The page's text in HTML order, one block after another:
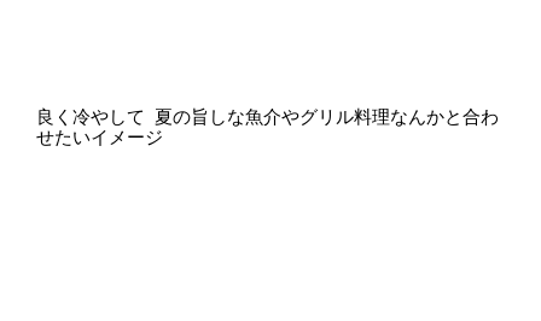
良く冷やして 夏の旨しな魚介やグリル料理なんかと合わ
せたいイメージ